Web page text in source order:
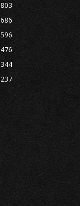
803
686
596
476
344
237